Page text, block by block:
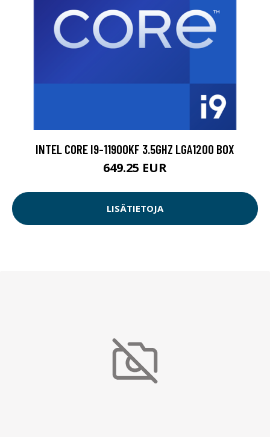
INTEL CORE I9-11900KF 3.5GHZ LGA1200 BOX
649.25 EUR
LISÄTIETOJA